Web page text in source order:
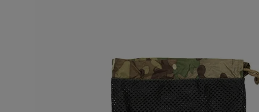
トートバッグ/ボストン
パンツ
キャップ/帽子
シューズ/靴下
AS2OV GOLF